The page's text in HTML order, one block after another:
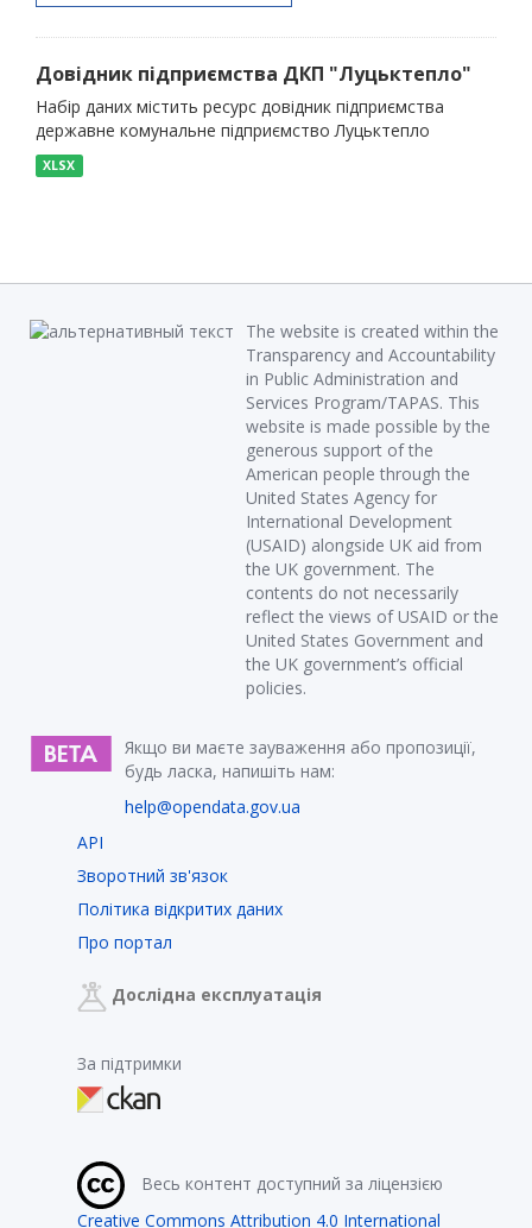
Довідник підприємства ДКП "Луцьктепло"
Набір даних містить ресурс довідник підприємства
державне комунальне підприємство Луцьктепло
XLSX
The website is created within the
Transparency and Accountability
in Public Administration and
Services Program/TAPAS. This
website is made possible by the
generous support of the
American people through the
United States Agency for
International Development
(USAID) alongside UK aid from
the UK government. The
contents do not necessarily
reflect the views of USAID or the
United States Government and
the UK government’s official
policies.
Якщо ви маєте зауваження або пропозиції,
будь ласка, напишіть нам:
help@opendata.gov.ua
API
Зворотний зв'язок
Політика відкритих даних
Про портал
Дослідна експлуатація
За підтримки
Весь контент доступний за ліцензією
Creative Commons Attribution 4.0 International